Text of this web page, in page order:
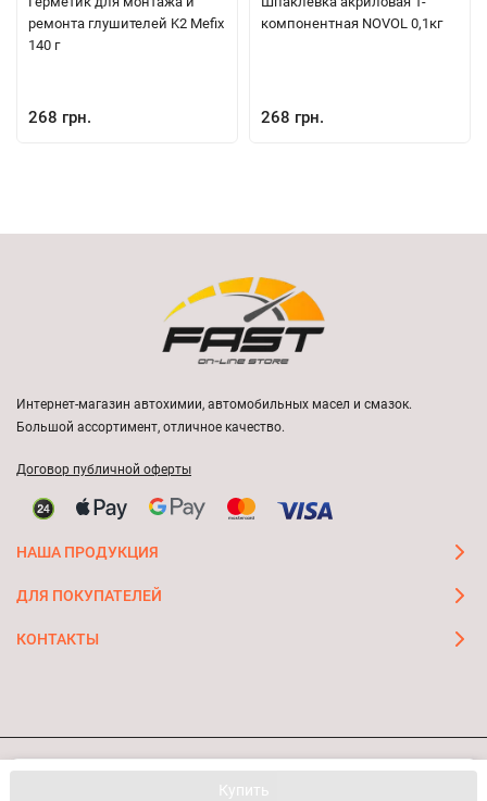
Купить
ремонта глушителей K2 Mefix
140 г
268 грн.
компонентная NOVOL 0,1кг
268 грн.
Интернет-магазин автохимии, автомобильных масел и смазок.
Большой ассортимент, отличное качество.
Договор публичной оферты
НАША ПРОДУКЦИЯ
ДЛЯ ПОКУПАТЕЛЕЙ
КОНТАКТЫ